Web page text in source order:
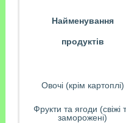
Найменування
продуктів
Овочі (крім картоплі)
Фрукти та ягоди (свіжі
заморожені)